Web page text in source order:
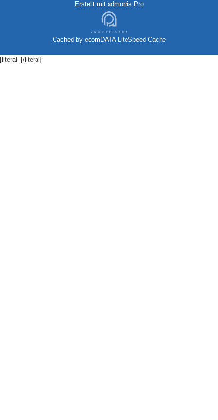
Erstellt mit admorris Pro
Cached by ecomDATA LiteSpeed Cache
[literal] [/literal]